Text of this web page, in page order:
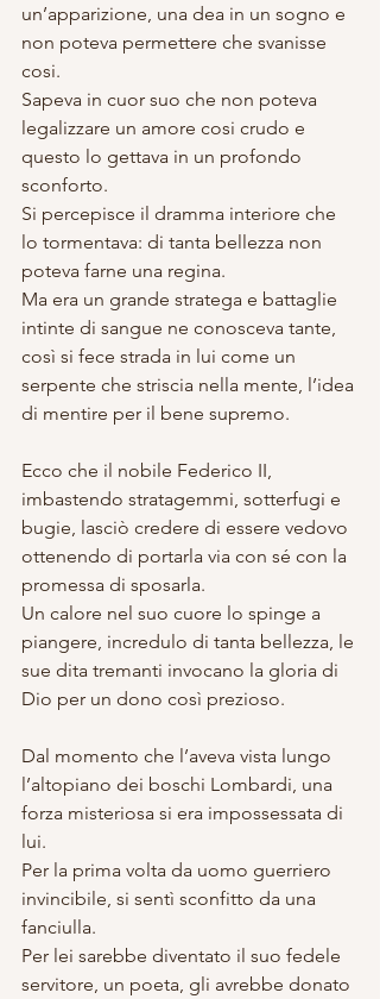
un’apparizione, una dea in un sogno e
non poteva permettere che svanisse
cosi.
Sapeva in cuor suo che non poteva
legalizzare un amore cosi crudo e
questo lo gettava in un profondo
sconforto.
Si percepisce il dramma interiore che
lo tormentava: di tanta bellezza non
poteva farne una regina.
Ma era un grande stratega e battaglie
intinte di sangue ne conosceva tante,
così si fece strada in lui come un
serpente che striscia nella mente, l’idea
di mentire per il bene supremo.
Ecco che il nobile Federico II,
imbastendo stratagemmi, sotterfugi e
bugie, lasciò credere di essere vedovo
ottenendo di portarla via con sé con la
promessa di sposarla.
Un calore nel suo cuore lo spinge a
piangere, incredulo di tanta bellezza, le
sue dita tremanti invocano la gloria di
Dio per un dono così prezioso.
Dal momento che l’aveva vista lungo
l’altopiano dei boschi Lombardi, una
forza misteriosa si era impossessata di
lui.
Per la prima volta da uomo guerriero
invincibile, si sentì sconfitto da una
fanciulla.
Per lei sarebbe diventato il suo fedele
servitore, un poeta, gli avrebbe donato